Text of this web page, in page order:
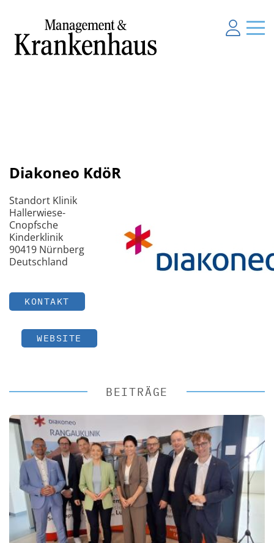
Diakoneo KdöR
Standort Klinik
Hallerwiese-
Cnopfsche
Kinderklinik
90419 Nürnberg
Deutschland
KONTAKT
WEBSITE
BEITRÄGE